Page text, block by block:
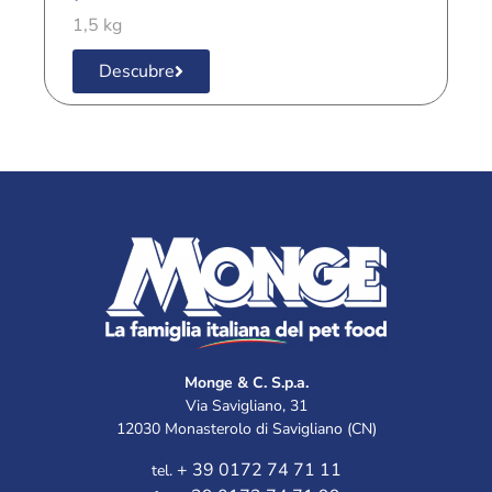
1,5 kg
Descubre
Monge & C. S.p.a.
Via Savigliano, 31
12030 Monasterolo di Savigliano (CN)
tel. + 39 0172 74 71 11